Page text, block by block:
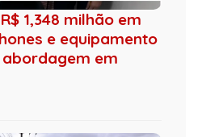
1,348 milhão em
e equipamento
em